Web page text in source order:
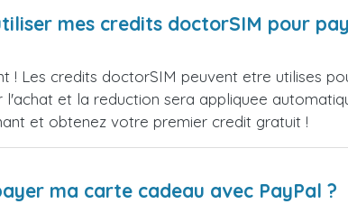
mes credits doctorSIM pour
! Les credits doctorSIM peuvent etre utilises
l'achat et la reduction sera appliquee
et obtenez votre premier credit gratuit !
ma carte cadeau avec PayPal ?